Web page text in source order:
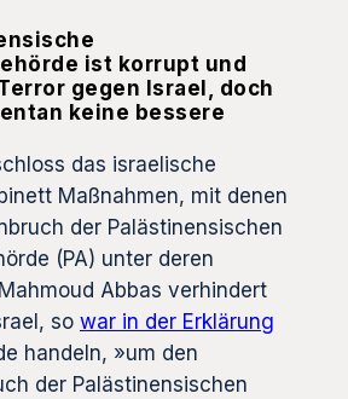
ist korrupt und
gegen Israel, doch
keine bessere
das israelische
Maßnahmen, mit denen
der Palästinensischen
(PA) unter deren
Abbas verhindert
so war in der Erklärung
handeln, »um den
der Palästinensischen